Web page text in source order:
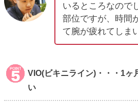
いるところなので
部位ですが、時間
て腕が疲れてしま
VIO(ビキニライン)・・・1ヶ
い